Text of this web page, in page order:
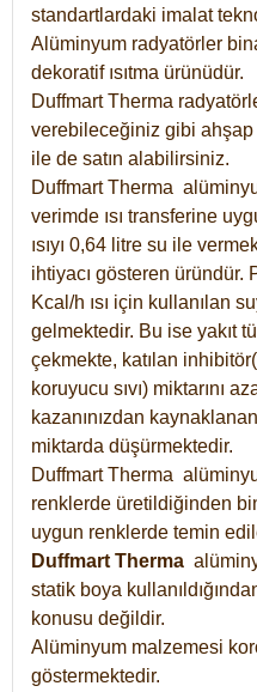
standartlardaki imalat
Alüminyum radyatörler
dekoratif ısıtma ürünüdür.
Duffmart Therma
verebileceğiniz gibi
ile de satın alabilirsiniz.
Duffmart Therma
verimde ısı transferine
ısıyı 0,64 litre su ile
ihtiyacı gösteren üründür.
Kcal/h ısı için kullanılan
gelmektedir. Bu ise yakıt
çekmekte, katılan
koruyucu sıvı) miktarını
kazanınızdan
miktarda düşürmektedir.
Duffmart Therma
renklerde üretildiğinden
uygun renklerde temin
Duffmart Therma
statik boya
konusu değildir.
Alüminyum malzemesi
göstermektedir.